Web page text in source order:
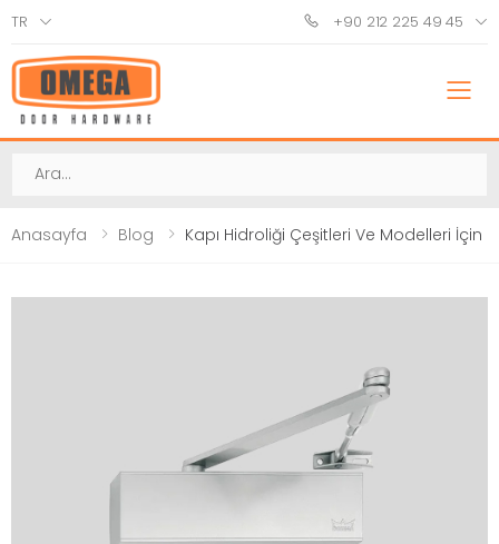
TR +90 212 225 49 45
Ara
Anasayfa Blog Kapı Hidroliği Çeşitleri Ve Modelleri İçin